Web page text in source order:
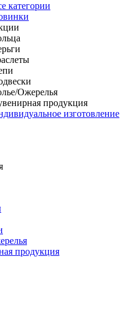
категории
Ожерелья
продукция
изготовление
продукция